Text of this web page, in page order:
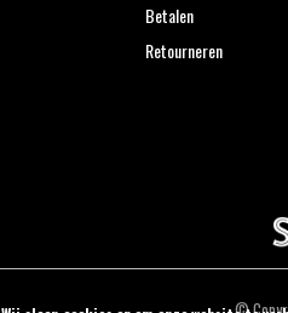
Betalen
Retourneren